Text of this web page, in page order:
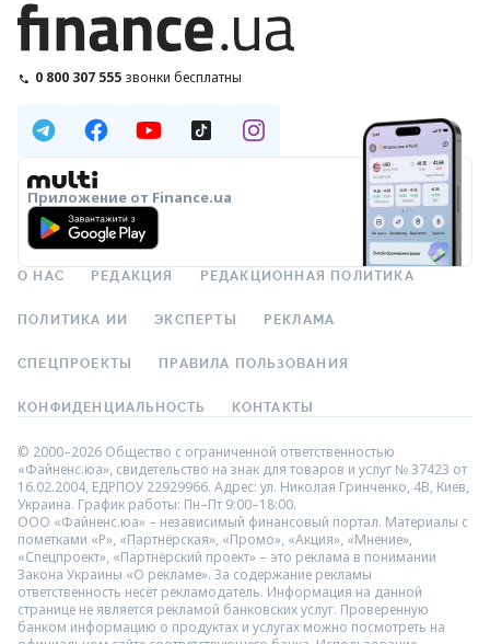
0 800 307 555 звонки бесплатны
Приложение от Finance.ua
О НАС РЕДАКЦИЯ РЕДАКЦИОННАЯ ПОЛИТИКА
ПОЛИТИКА ИИ ЭКСПЕРТЫ РЕКЛАМА
СПЕЦПРОЕКТЫ ПРАВИЛА ПОЛЬЗОВАНИЯ
КОНФИДЕНЦИАЛЬНОСТЬ КОНТАКТЫ
© 2000–2026 Общество с ограниченной ответственностью
«Файненс.юа», свидетельство на знак для товаров и услуг № 37423 от
16.02.2004, ЕДРПОУ 22929966. Адрес: ул. Николая Гринченко, 4В, Киев,
Украина. График работы: Пн–Пт 9:00–18:00.
ООО «Файненс.юа» – независимый финансовый портал. Материалы с
пометками «Р», «Партнёрская», «Промо», «Акция», «Мнение»,
«Спецпроект», «Партнёрский проект» – это реклама в понимании
Закона Украины «О рекламе». За содержание рекламы
ответственность несёт рекламодатель. Информация на данной
странице не является рекламой банковских услуг. Проверенную
банком информацию о продуктах и услугах можно посмотреть на